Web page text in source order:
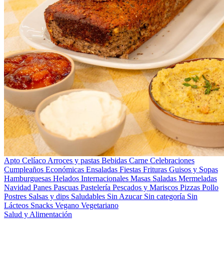
Apto Celíaco Arroces y pastas Bebidas Carne Celebraciones
Cumpleaños Económicas Ensaladas Fiestas Frituras Guisos y Sopas
Hamburguesas Helados Internacionales Masas Saladas Mermeladas
Navidad Panes Pascuas Pastelería Pescados y Mariscos Pizzas Pollo
Postres Salsas y dips Saludables Sin Azucar Sin categoría Sin
Lácteos Snacks Vegano Vegetariano
Salud y Alimentación